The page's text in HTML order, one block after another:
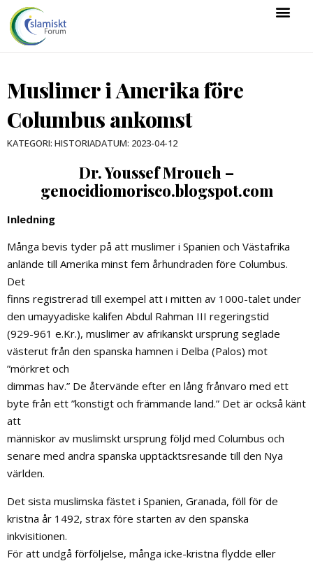
Muslimer i Amerika före
Columbus ankomst
KATEGORI: HISTORIADATUM: 2023-04-12
Dr. Youssef Mroueh –
genocidiomorisco.blogspot.com
Inledning
Många bevis tyder på att muslimer i Spanien och Västafrika
anlände till Amerika minst fem århundraden före Columbus.
Det
finns registrerad till exempel att i mitten av 1000-talet under
den umayyadiske kalifen Abdul Rahman III regeringstid
(929-961 e.Kr.), muslimer av afrikanskt ursprung seglade
västerut från den spanska hamnen i Delba (Palos) mot
”mörkret och
dimmas hav.” De återvände efter en lång frånvaro med ett
byte från ett ”konstigt och främmande land.” Det är också känt
att
människor av muslimskt ursprung följd med Columbus och
senare med andra spanska upptäcktsresande till den Nya
världen.
Det sista muslimska fästet i Spanien, Granada, föll för de
kristna år 1492, strax före starten av den spanska
inkvisitionen.
För att undgå förföljelse, många icke-kristna flydde eller